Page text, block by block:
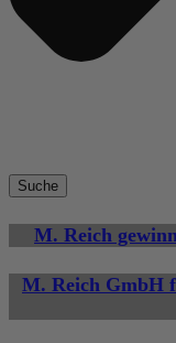
Suche
M. Reich
M. Reich GmbH